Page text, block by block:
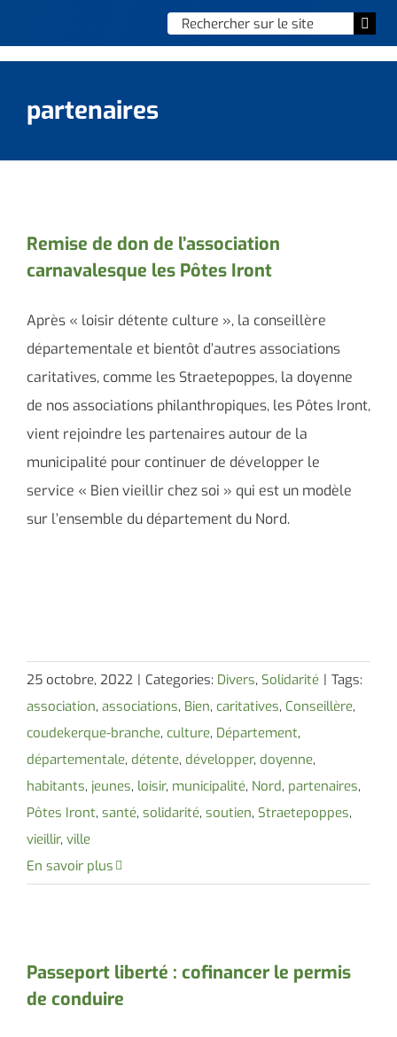
Chercher
:
Vie municipale
Culture et loisirs
Social & solidarité
Contacter le maire
partenaires
Remise de don de l’association
carnavalesque les Pôtes Iront
Après « loisir détente culture », la conseillère
départementale et bientôt d’autres associations
caritatives, comme les Straetepoppes, la doyenne
de nos associations philanthropiques, les Pôtes Iront,
vient rejoindre les partenaires autour de la
municipalité pour continuer de développer le
service « Bien vieillir chez soi » qui est un modèle
sur l’ensemble du département du Nord.
25 octobre, 2022 | Categories: Divers, Solidarité | Tags:
association, associations, Bien, caritatives, Conseillère,
coudekerque-branche, culture, Département,
départementale, détente, développer, doyenne,
habitants, jeunes, loisir, municipalité, Nord, partenaires,
Pôtes Iront, santé, solidarité, soutien, Straetepoppes,
vieillir, ville
En savoir plus
Passeport liberté : cofinancer le permis
de conduire